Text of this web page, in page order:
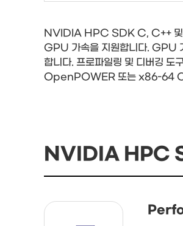
NVIDIA HPC SDK C, C++ 및
GPU 가속을 지원합니다. GPU
합니다. 프로파일링 및 디버깅
OpenPOWER 또는 x86-64
NVIDIA HPC